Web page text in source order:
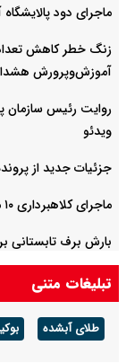
ماجرای دود
زنگ خطر کاهش
آموزش‌وپرورش
روایت رئیس سازمان
ویدئو
جزئیات جدید از
ماجرای کلاهبرداری ۱۰ میلیارد تومانی با وعده فروش لوازم خانگی ارزان
بارش برف تابستانی
تبلیغات متنی
طلای آبشده